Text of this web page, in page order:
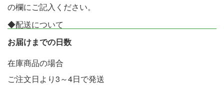
の欄にご記入ください。
◆配送について
お届けまでの日数
在庫商品の場合
ご注文日より3～4日で発送